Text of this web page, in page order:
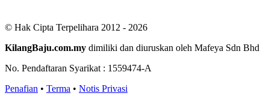
© Hak Cipta Terpelihara 2012 - 2026
KilangBaju.com.my dimiliki dan diuruskan oleh Mafeya Sdn Bhd
No. Pendaftaran Syarikat : 1559474-A
Penafian • Terma • Notis Privasi